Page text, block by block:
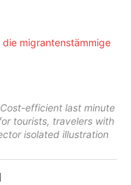
efficient last minute
tourists, travelers with
isolated illustration